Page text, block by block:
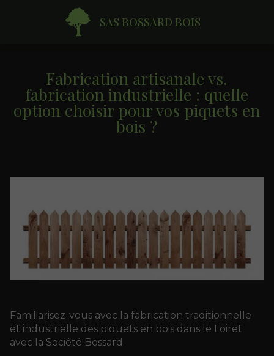
SAS BOSSARD BOIS
Fabrication artisanale vs.
fabrication industrielle : quelle
option choisir pour vos piquets en
bois ?
Familiarisez-vous avec la fabrication traditionnelle
et industrielle des piquets en bois dans le Loiret
avec la Société Bossard.